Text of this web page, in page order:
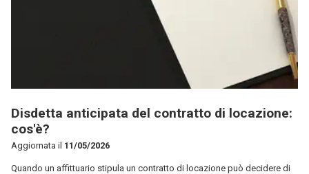
Disdetta anticipata del contratto di locazione:
cos'è?
Aggiornata il 11/05/2026
Quando un affittuario stipula un contratto di locazione può decidere di